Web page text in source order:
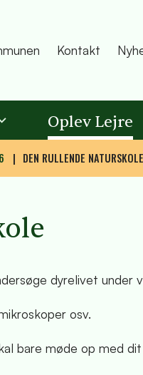
Kontakt
Oplev Lejre
DEN RULLENDE
dyrelivet under
osv.
bare møde op med